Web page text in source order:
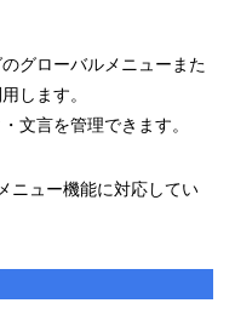
グローバルメニューまた
します。
文言を管理できます。
ニュー機能に対応してい